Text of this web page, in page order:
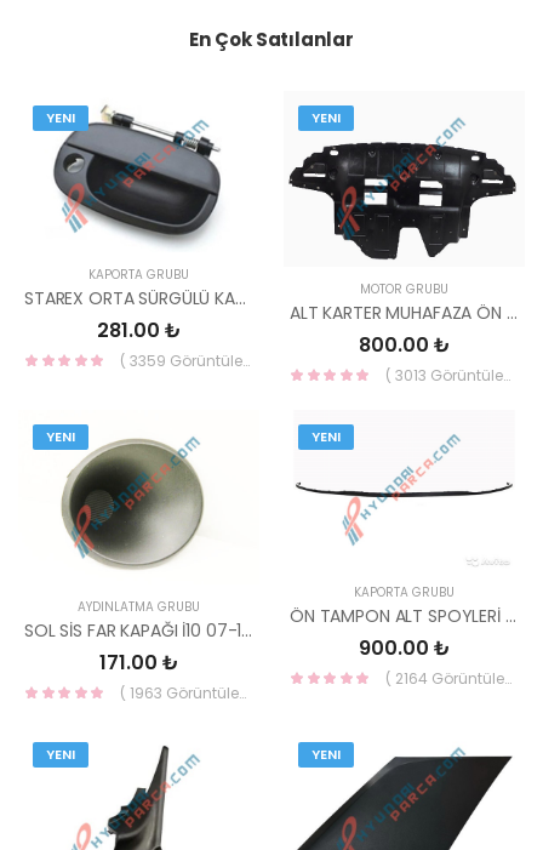
En Çok Satılanlar
YENI
KAPORTA GRUBU
STAREX ORTA SÜRGÜLÜ KAPI KOLU DIŞ 83660-4A300 83660-4A000-YS
281.00 ₺
( 3359 Görüntüleme )
YENI
MOTOR GRUBU
ALT KARTER MUHAFAZA ÖN İ20 2014-2017 29110-C8000-YS
800.00 ₺
( 3013 Görüntüleme )
YENI
AYDINLATMA GRUBU
SOL SİS FAR KAPAĞI İ10 07-11 86583-0X000-HMC
171.00 ₺
( 1963 Görüntüleme )
YENI
KAPORTA GRUBU
ÖN TAMPON ALT SPOYLERİ (KARLIK ) ÖN İ30 2012-2016 86590-A6000-MOBIS
900.00 ₺
( 2164 Görüntüleme )
YENI YENI